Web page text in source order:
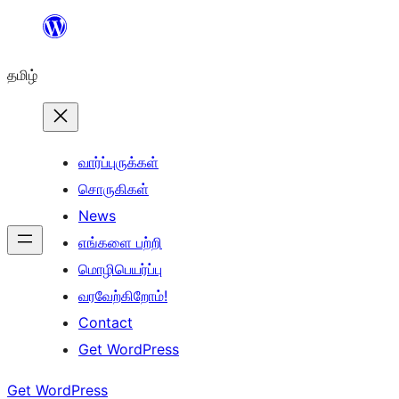
உள்ளடக்கத்திற்கு
தமிழ்
வார்ப்புருக்கள்
சொருகிகள்
News
எங்களை பற்றி
மொழிபெயர்ப்பு
வரவேற்கிறோம்!
Contact
Get WordPress
Get WordPress